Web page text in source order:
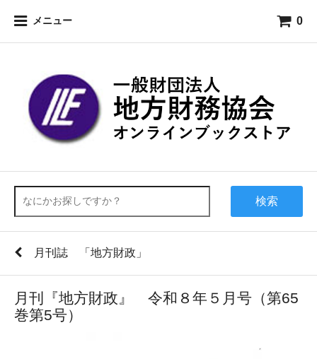
メニュー 0
検索
月刊誌 「地方財政」
月刊『地方財政』 令和８年５月号（第65
巻第5号）